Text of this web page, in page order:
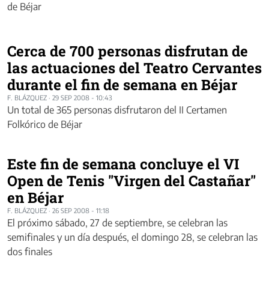
de Béjar
Cerca de 700 personas disfrutan de
las actuaciones del Teatro Cervantes
durante el fin de semana en Béjar
F. BLÁZQUEZ · 29 SEP 2008 - 10:43
Un total de 365 personas disfrutaron del II Certamen
Folkórico de Béjar
Este fin de semana concluye el VI
Open de Tenis "Virgen del Castañar"
en Béjar
F. BLÁZQUEZ · 26 SEP 2008 - 11:18
El próximo sábado, 27 de septiembre, se celebran las
semifinales y un día después, el domingo 28, se celebran las
dos finales